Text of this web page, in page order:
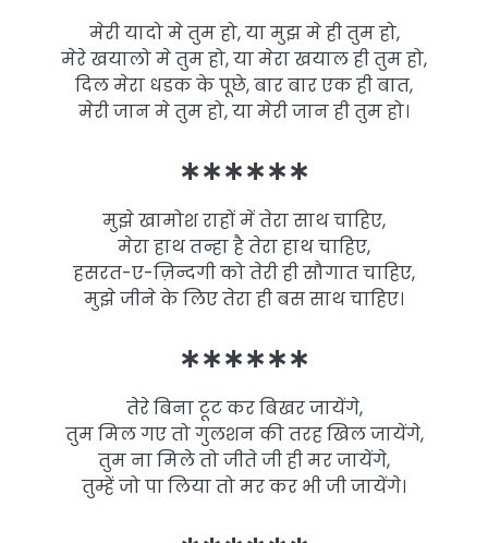
मेरी यादो मे तुम हो, या मुझ मे ही तुम हो,
मेरे खयालो मे तुम हो, या मेरा खयाल ही तुम हो,
दिल मेरा धडक के पूछे, बार बार एक ही बात,
मेरी जान मे तुम हो, या मेरी जान ही तुम हो।
∗∗∗∗∗∗
मुझे खामोश राहों में तेरा साथ चाहिए,
मेरा हाथ तन्हा है तेरा हाथ चाहिए,
हसरत-ए-ज़िन्दगी को तेरी ही सौगात चाहिए,
मुझे जीने के लिए तेरा ही बस साथ चाहिए।
∗∗∗∗∗∗
तेरे बिना टूट कर बिखर जायेंगे,
तुम मिल गए तो गुलशन की तरह खिल जायेंगे,
तुम ना मिले तो जीते जी ही मर जायेंगे,
तुम्हें जो पा लिया तो मर कर भी जी जायेंगे।